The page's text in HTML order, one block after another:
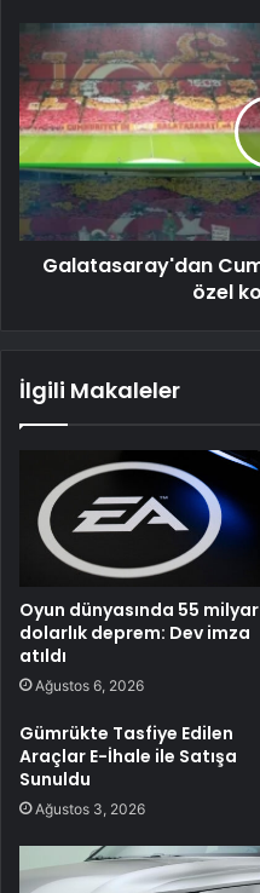
Galatasaray'dan
özel
İlgili Makaleler
Oyun dünyasında 55 milyar
dolarlık deprem: Dev imza
atıldı
Ağustos 6, 2026
Gümrükte Tasfiye Edilen
Araçlar E-İhale ile Satışa
Sunuldu
Ağustos 3, 2026